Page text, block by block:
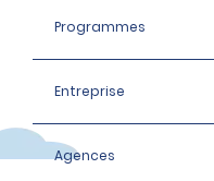
Programmes
Entreprise
Agences